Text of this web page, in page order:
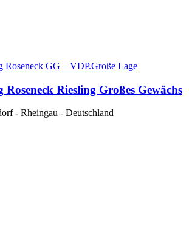
Roseneck Riesling Großes Gewächs
- Rheingau - Deutschland